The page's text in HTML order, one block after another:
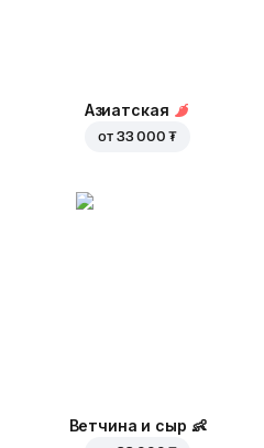
Азиатская
от 33 000 ₮
Ветчина и сыр 👶